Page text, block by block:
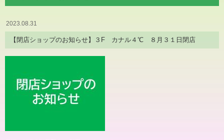
2023.08.31
【閉店ショップのお知らせ】３F カナル４℃ ８月３１日閉店